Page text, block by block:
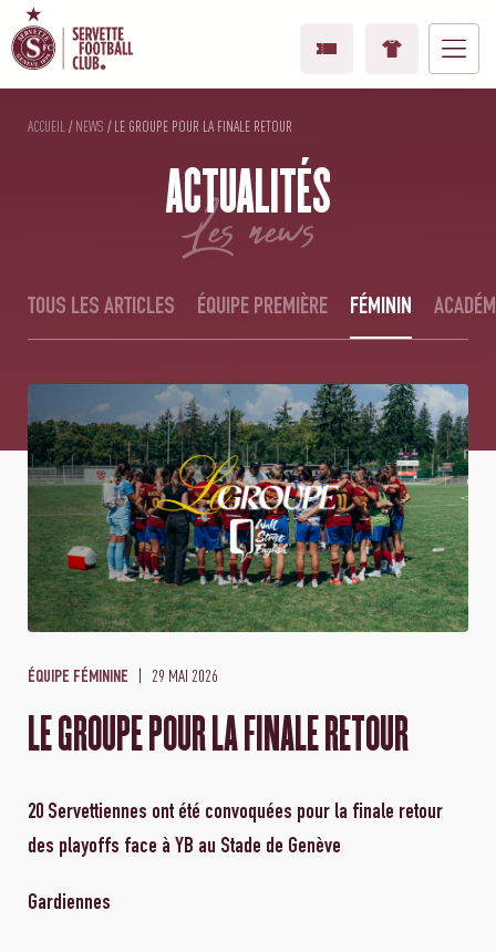
ACCUEIL /NEWS /LE GROUPE POUR LA FINALE RETOUR
ACTUALITÉS
les news
TOUS LES ARTICLES ÉQUIPE PREMIÈRE FÉMININ
ÉQUIPE FÉMININE 29 MAI 2026
LE GROUPE POUR LA FINALE RETOUR
20 Servettiennes ont été convoquées pour la finale retour
des playoffs face à YB au Stade de Genève
Gardiennes